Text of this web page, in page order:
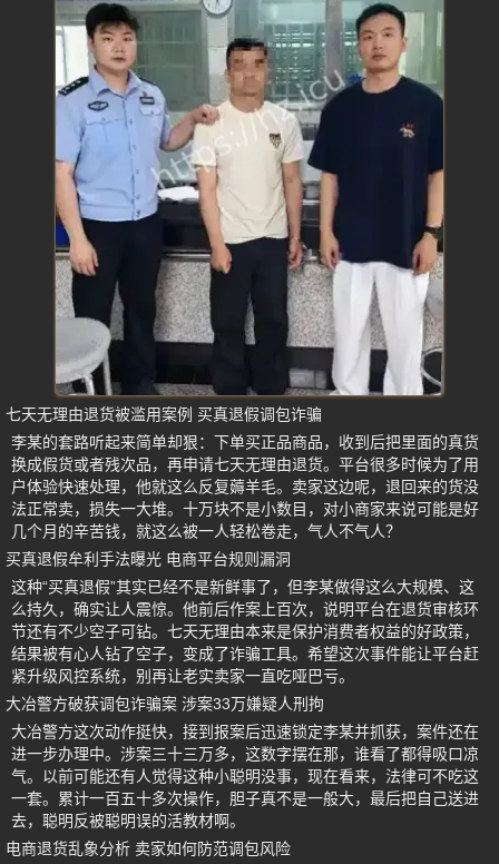
七天无理由退货被滥用案例 买真退假调包诈骗
李某的套路听起来简单却狠：下单买正品商品，收到后把里面的真货
换成假货或者残次品，再申请七天无理由退货。平台很多时候为了用
户体验快速处理，他就这么反复薅羊毛。卖家这边呢，退回来的货没
法正常卖，损失一大堆。十万块不是小数目，对小商家来说可能是好
几个月的辛苦钱，就这么被一人轻松卷走，气人不气人？
买真退假牟利手法曝光 电商平台规则漏洞
这种“买真退假”其实已经不是新鲜事了，但李某做得这么大规模、这
么持久，确实让人震惊。他前后作案上百次，说明平台在退货审核环
节还有不少空子可钻。七天无理由本来是保护消费者权益的好政策，
结果被有心人钻了空子，变成了诈骗工具。希望这次事件能让平台赶
紧升级风控系统，别再让老实卖家一直吃哑巴亏。
大冶警方破获调包诈骗案 涉案33万嫌疑人刑拘
大冶警方这次动作挺快，接到报案后迅速锁定李某并抓获，案件还在
进一步办理中。涉案三十三万多，这数字摆在那，谁看了都得吸口凉
气。以前可能还有人觉得这种小聪明没事，现在看来，法律可不吃这
一套。累计一百五十多次操作，胆子真不是一般大，最后把自己送进
去，聪明反被聪明误的活教材啊。
电商退货乱象分析 卖家如何防范调包风险